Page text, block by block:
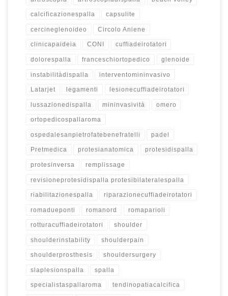
calcificazionespalla capsulite
cercineglenoideo Circolo Aniene
clinicapaideia CONI cuffiadeirotatori
dolorespalla franceschiortopedico glenoide
instabilitàdispalla interventomininvasivo
Latarjet legamenti lesionecuffiadeirotatori
lussazionedispalla mininvasività omero
ortopedicospallaroma
ospedalesanpietrofatebenefratelli padel
Pretmedica protesianatomica protesidispalla
protesinversa remplissage
revisioneprotesidispalla protesibilateralespalla
riabilitazionespalla riparazionecuffiadeirotatori
romadueponti romanord romaparioli
rotturacuffiadeirotatori shoulder
shoulderinstability shoulderpain
shoulderprosthesis shouldersurgery
slaplesionspalla spalla
specialistaspallaroma tendinopatiacalcifica